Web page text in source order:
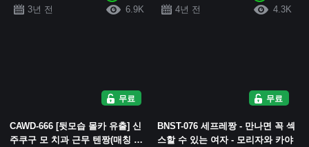
면 생방송 중에 마●코를 만지작거
3년 전
6.9K
은 시간 AV 데뷔 본성은 성욕이 ...
4년 전
4.3K
무료
CAWD-666 [뒷모습 몰카 유출] 신
주쿠구 모 치과 근무 텐짱(매칭 앱
무료
BNST-076 세프레짱 - 만나면 꼭 섹
스할 수 있는 여자 - 모리자와 카야